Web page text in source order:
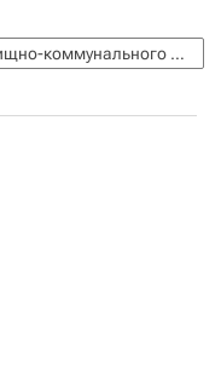
Министерство строительства и жилищно-коммунального хозяйства РФ (Минстрой России)